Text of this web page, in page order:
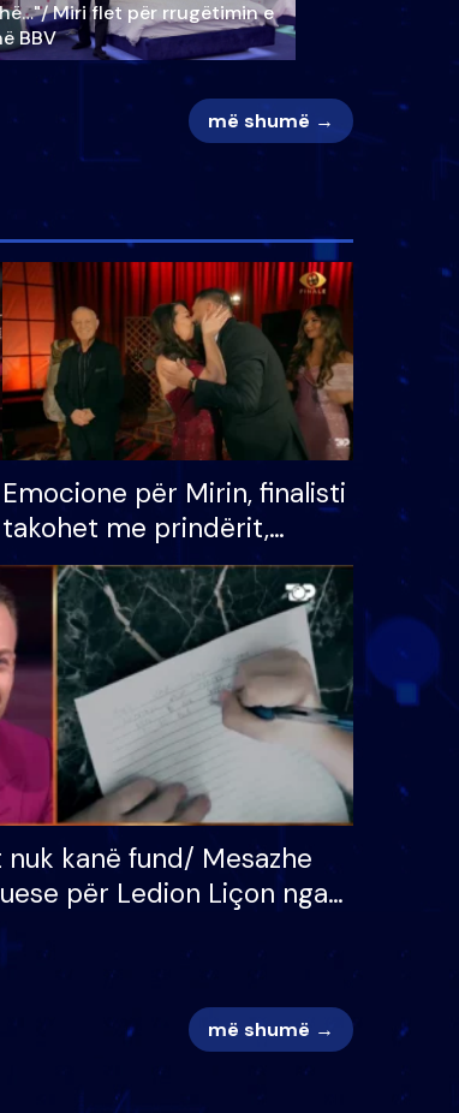
Miri flet për rrugëtimin e
BBV
më shumë →
Emocione për Mirin, finalisti
takohet me prindërit,
vajzën dhe bashkëshorten:
S’kemi ndonjë letër divorci
apo jo?
nuk kanë fund/ Mesazhe
për Ledion Liçon nga
më shumë →